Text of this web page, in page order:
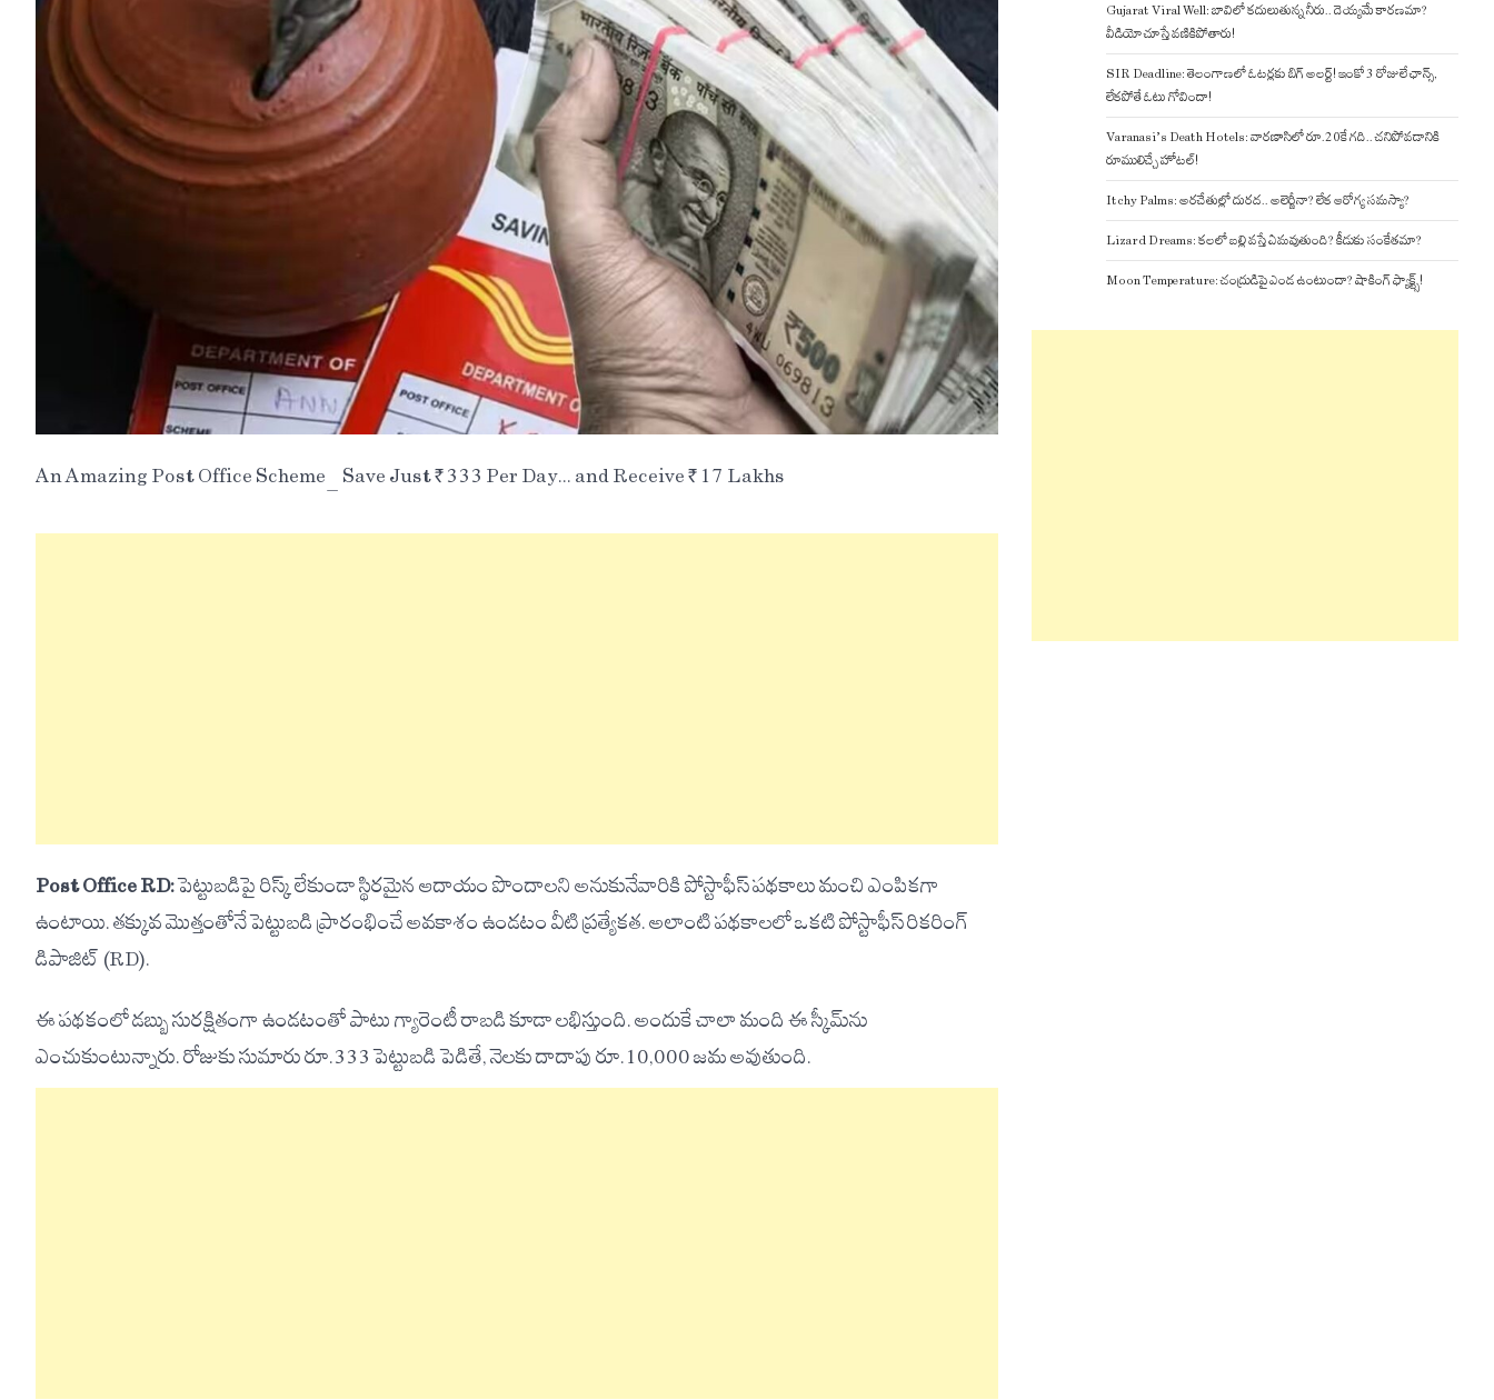
An Amazing Post Office Scheme_ Save Just ₹333 Per Day... and Receive ₹17 Lakhs
Post Office RD:పెట్టుబడిపై రిస్క్ లేకుండా స్థిరమైన ఆదాయం పొందాలని అనుకునేవారికి పోస్టాఫీస్ పథకాలు మంచి ఎంపికగా
ఉంటాయి. తక్కువ మొత్తంతోనే పెట్టుబడి ప్రారంభించే అవకాశం ఉండటం వీటి ప్రత్యేకత. అలాంటి పథకాలలో ఒకటి పోస్టాఫీస్ రికరింగ్
డిపాజిట్ (RD).
ఈ పథకంలో డబ్బు సురక్షితంగా ఉండటంతో పాటు గ్యారెంటీ రాబడి కూడా లభిస్తుంది. అందుకే చాలా మంది ఈ స్కీమ్‌ను
ఎంచుకుంటున్నారు. రోజుకు సుమారు రూ.333 పెట్టుబడి పెడితే, నెలకు దాదాపు రూ.10,000 జమ అవుతుంది.
Gujarat Viral Well: బావిలో కదులుతున్న నీరు.. దెయ్యమే కారణమా?
వీడియో చూస్తే వణికిపోతారు!
SIR Deadline: తెలంగాణలో ఓటర్లకు బిగ్ అలర్ట్! ఇంకో 3 రోజులే ఛాన్స్,
లేకపోతే ఓటు గోవిందా!
Varanasi’s Death Hotels: వారణాసిలో రూ.20కే గది.. చనిపోవడానికి
రూములిచ్చే హోటల్!
Itchy Palms: అరచేతుల్లో దురద.. అలెర్జీనా? లేక ఆరోగ్య సమస్యా?
Lizard Dreams: కలలో బల్లి వస్తే ఏమవుతుంది? కీడుకు సంకేతమా?
Moon Temperature: చంద్రుడిపై ఎండ ఉంటుందా? షాకింగ్ ఫ్యాక్ట్స్!